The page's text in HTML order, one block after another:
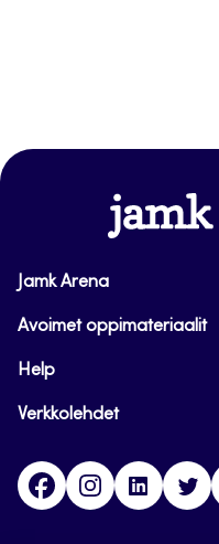
www.jamk.fi
Jamk Arena
Avoimet oppimateriaalit
Help
Verkkolehdet
FacebookInstagram